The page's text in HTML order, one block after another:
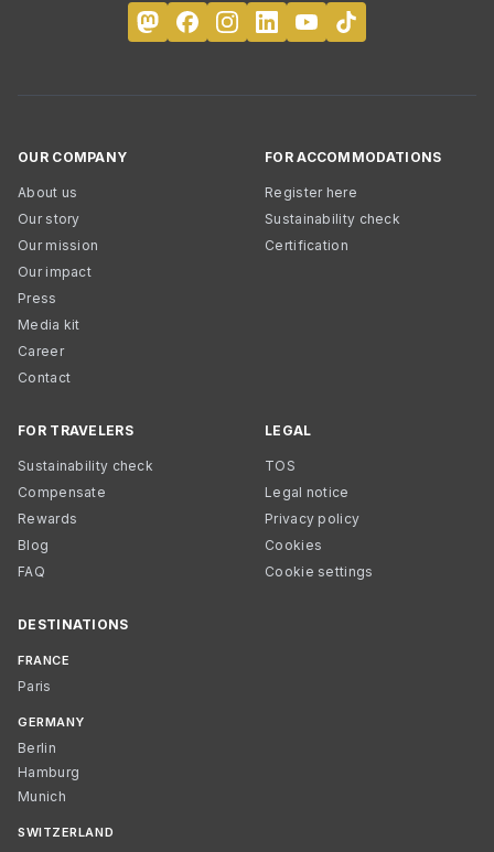
OUR COMPANY
About us
Our story
Our mission
Our impact
Press
Media kit
Career
Contact
FOR ACCOMMODATIONS
Register here
Sustainability check
Certification
FOR TRAVELERS
Sustainability check
Compensate
Rewards
Blog
FAQ
LEGAL
TOS
Legal notice
Privacy policy
Cookies
Cookie settings
DESTINATIONS
FRANCE
Paris
GERMANY
Berlin
Hamburg
Munich
SWITZERLAND